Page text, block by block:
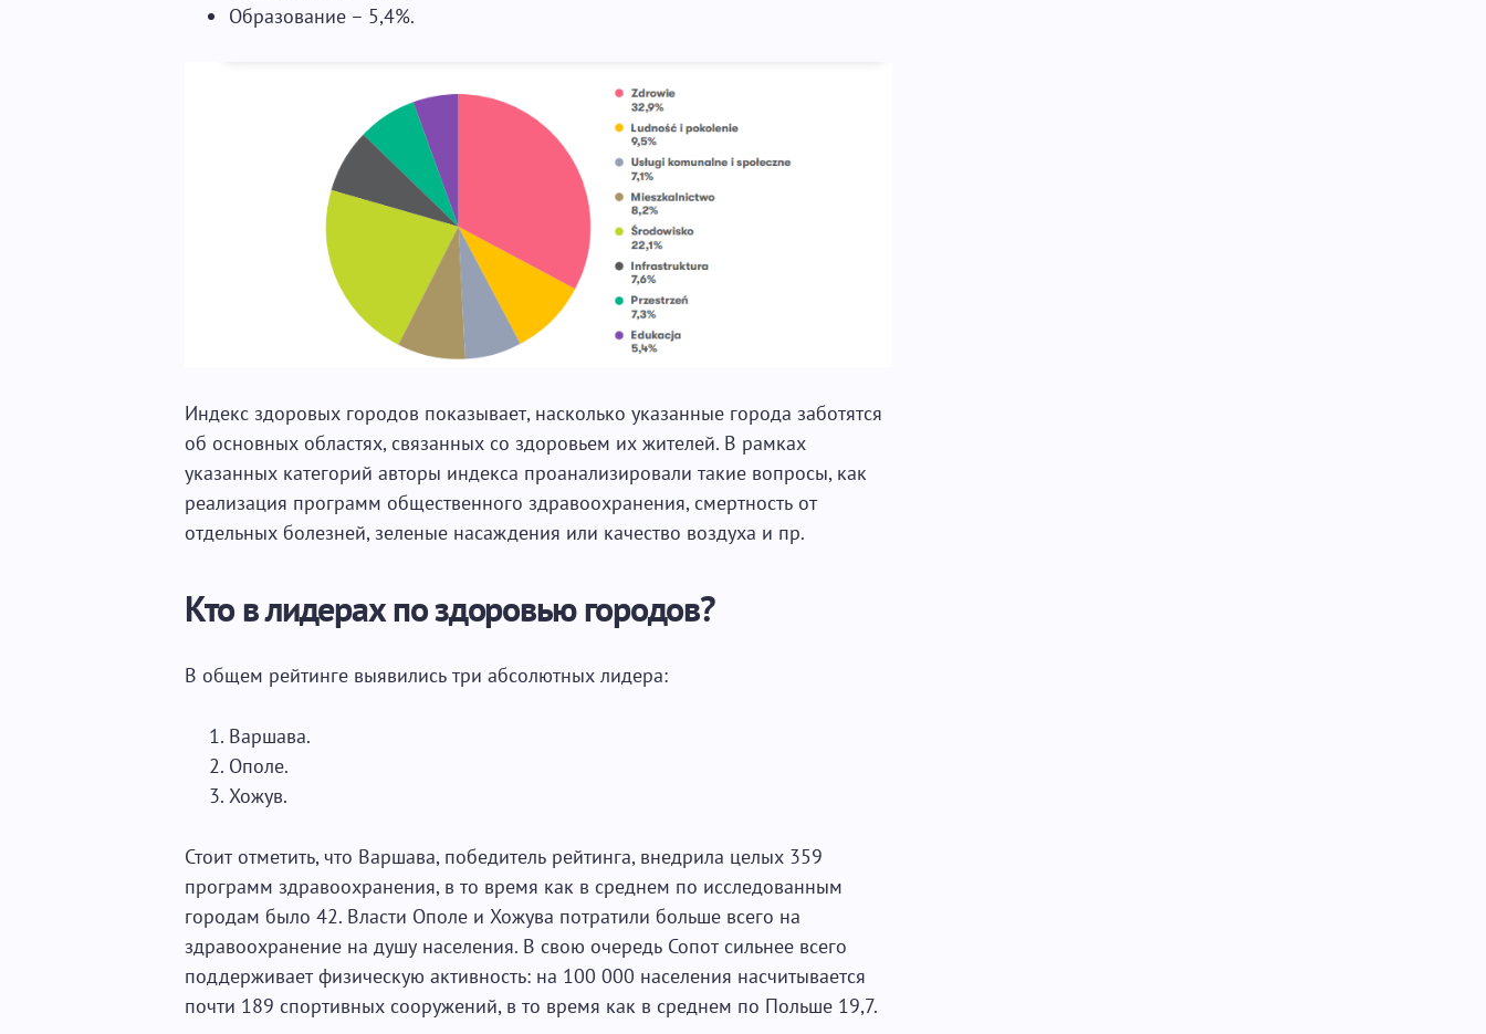
Образование – 5,4%.
Индекс здоровых городов показывает, насколько указанные города заботятся
об основных областях, связанных со здоровьем их жителей. В рамках
указанных категорий авторы индекса проанализировали такие вопросы, как
реализация программ общественного здравоохранения, смертность от
отдельных болезней, зеленые насаждения или качество воздуха и пр.
Кто в лидерах по здоровью городов?
В общем рейтинге выявились три абсолютных лидера:
Варшава.
Ополе.
Хожув.
Стоит отметить, что Варшава, победитель рейтинга, внедрила целых 359
программ здравоохранения, в то время как в среднем по исследованным
городам было 42. Власти Ополе и Хожува потратили больше всего на
здравоохранение на душу населения. В свою очередь Сопот сильнее всего
поддерживает физическую активность: на 100 000 населения насчитывается
почти 189 спортивных сооружений, в то время как в среднем по Польше 19,7.